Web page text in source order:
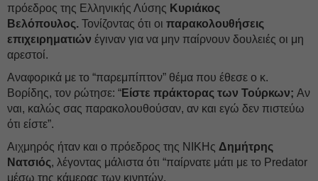
πρόεδρος της Ελληνικής Λύσης Κυριάκος
Βελόπουλος. Τονίζοντας ότι οι παρακολουθήσεις
επιχειρηματιών έγιναν για να μην παίρνουν δουλειές οι μη
αρεστοί.
Αναφορικά με το “παρεμπίπτον” θέμα που έθεσε ο κ.
Βορίδης, τον ρώτησε: “Είστε πράκτορας των Τούρκων; Αν
ναι, καλώς σας παρακολουθούσαν, αν και εγώ δεν πιστεύω
ότι είστε”.
Αιχμηρός ήταν και ο πρόεδρος της ΝΙΚΗς Δημήτρης
Νατσιός, λέγοντας μάλιστα ότι “παίρνατε μάτι με το Predator
μέσω της κάμερας των κινητών.